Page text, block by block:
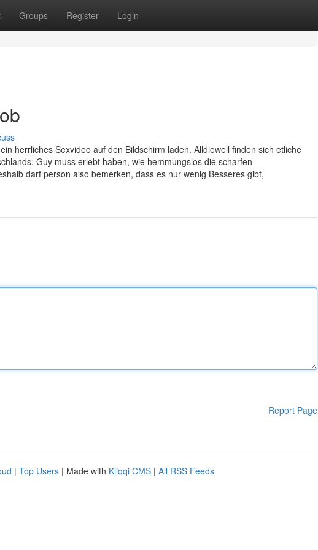
Groups Register Login
herrliches Sexvideo auf den Bildschirm laden. Alldieweil finden sich etliche
Guy muss erlebt haben, wie hemmungslos die scharfen
darf person also bemerken, dass es nur wenig Besseres gibt,
Report Page
| Top Users | Made with Kliqqi CMS | All RSS Feeds